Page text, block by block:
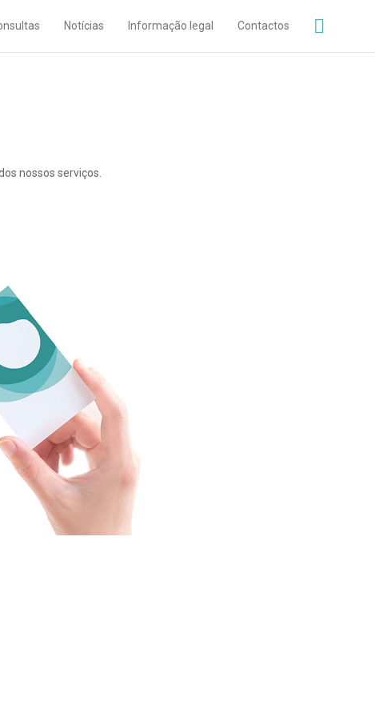
Notícias Informação legal Contactos
nossos serviços.